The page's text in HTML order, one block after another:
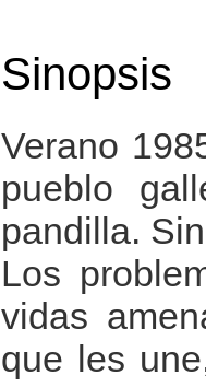
Sinopsis
Verano
pueblo
pandilla.
Los
vidas
que les